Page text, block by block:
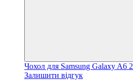
Чохол для Samsung Galaxy A6
Залишити відгук